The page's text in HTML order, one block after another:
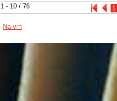
1 - 10 / 76 1
Na vrh